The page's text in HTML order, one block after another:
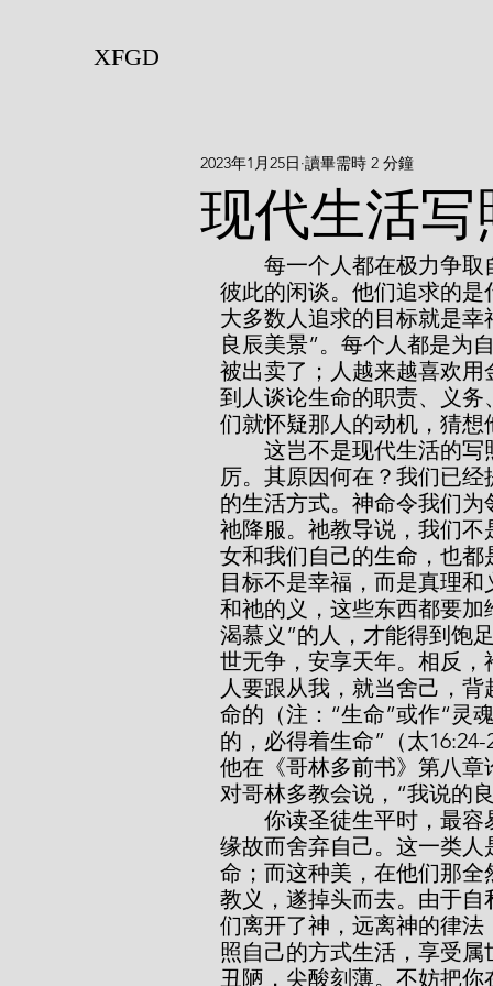
XFGD
现代生活
2023年1月25日 讀畢需時 2 分鐘
彼此的闲谈。他们追求的
大多数人追求的目标就是
良辰美景”。每个人都是为
被出卖了；人越来越喜欢
到人谈论生命的职责、义
们就怀疑那人的动机，猜
厉。其原因何在？我们已
的生活方式。神命令我们
祂降服。祂教导说，我们
女和我们自己的生命，也
目标不是幸福，而是真理
和祂的义，这些东西都要加
渴慕义”的人，才能得到饱
世无争，安享天年。相反
人要跟从我，就当舍己，
命的（注：“生命”或作“灵
的，必得着生命”（太
他在《哥林多前书》第八
对哥林多教会说，“我说的
缘故而舍弃自己。这一类
命；而这种美，在他们那
教义，遂掉头而去。由于
们离开了神，远离神的律
照自己的方式生活，享受
丑陋，尖酸刻薄。不妨把